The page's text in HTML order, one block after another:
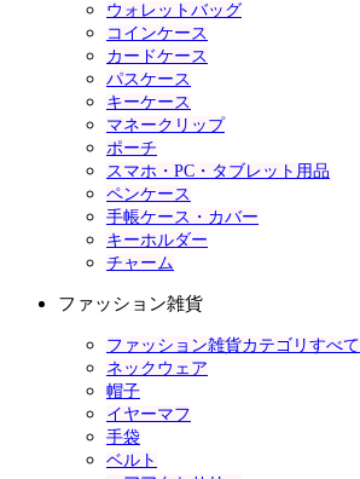
ウォレットバッグ
コインケース
カードケース
パスケース
キーケース
マネークリップ
ポーチ
スマホ・PC・タブレット用品
ペンケース
手帳ケース・カバー
キーホルダー
チャーム
ファッション雑貨
ファッション雑貨カテゴリすべて
ネックウェア
帽子
イヤーマフ
手袋
ベルト